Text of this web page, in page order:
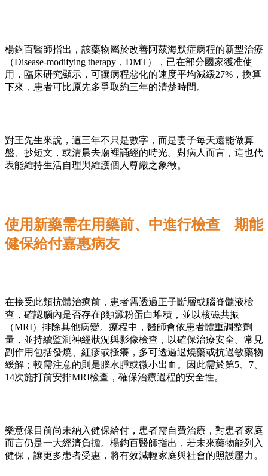
楊鈞百醫師指出，該藥物屬於改善阿茲海默症病程的新型治療
（Disease-modifying therapy，DMT），已在部分國家獲准使
用，臨床研究顯示，可讓病程惡化的速度平均減緩27%，換算
下來，患者可比原先多爭取約三年的清楚時間。
對王先生來說，這三年不只是數字，而是妻子每天還能做算
盤、抄短文，或清晨去廟裡誦經的時光。對病人而言，這也代
表能維持生活自理與維護個人尊嚴之象徵。
使用新藥需在用藥前、中進行檢查 期能
健保給付嘉惠病友
在接受此類抗體治療前，患者需透過正子斷層或腦脊髓液檢
查，確認腦內是否存在β類澱粉蛋白堆積，並以核磁共振
（MRI）排除其他病變。療程中，醫師會依患者體重調整劑
量，並持續監測神經狀況與影像檢查，以確保治療安全。常見
副作用包括發燒、紅疹或搔癢，多可透過退燒藥或抗過敏藥物
緩解；較需注意的則是腦水腫或微小出血。因此需於第5、7、
14次施打前安排MRI檢查，確保治療過程的安全性。
樂意保目前尚未納入健保給付，患者需自費治療，對患者家庭
而言仍是一大經濟負擔。楊鈞百醫師指出，若未來藥物能列入
健保，讓更多患者受惠，將有效減輕家庭與社會的照護壓力。